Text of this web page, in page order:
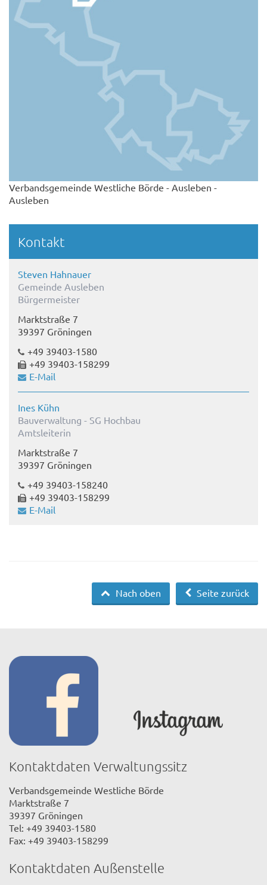
Verbandsgemeinde Westliche Börde - Ausleben -
Ausleben
Kontakt
Steven Hahnauer
Gemeinde Ausleben
Bürgermeister
Marktstraße 7
39397 Gröningen
+49 39403-1580
+49 39403-158299
E-Mail
Ines Kühn
Bauverwaltung - SG Hochbau
Amtsleiterin
Marktstraße 7
39397 Gröningen
+49 39403-158240
+49 39403-158299
E-Mail
Seite zurück
Nach oben
Kontaktdaten Verwaltungssitz
Verbandsgemeinde Westliche Börde
Marktstraße 7
39397 Gröningen
Tel: +49 39403-1580
Fax: +49 39403-158299
Kontaktdaten Außenstelle